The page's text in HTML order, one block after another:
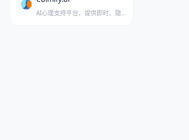
AI心理支持平台，提供即时、隐私保护的情绪疏导与认知行为疗法指导。